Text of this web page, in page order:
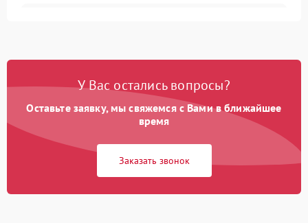
Проблемы с набором
Не работает сушилка 2100 ₽ Подробнее →
Сбои в работе таймера 1700 ₽
У Вас остались вопросы?
Оставьте заявку, мы свяжемся с Вами в ближайшее
время
Заказать звонок